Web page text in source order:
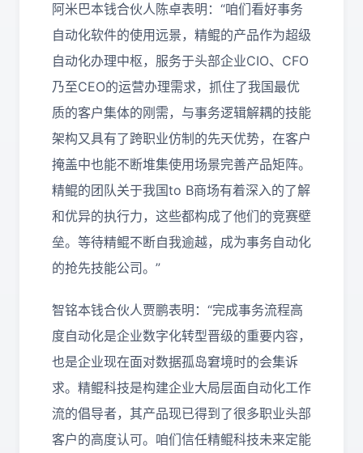
阿米巴本钱合伙人陈卓表明：“咱们看好事务
自动化软件的使用远景，精鲲的产品作为超级
自动化办理中枢，服务于头部企业CIO、CFO
乃至CEO的运营办理需求，抓住了我国最优
质的客户集体的刚需，与事务逻辑解耦的技能
架构又具有了跨职业仿制的先天优势，在客户
掩盖中也能不断堆集使用场景完善产品矩阵。
精鲲的团队关于我国to B商场有着深入的了解
和优异的执行力，这些都构成了他们的竞赛壁
垒。等待精鲲不断自我逾越，成为事务自动化
的抢先技能公司。”
智铭本钱合伙人贾鹏表明：“完成事务流程高
度自动化是企业数字化转型晋级的重要内容，
也是企业现在面对数据孤岛窘境时的会集诉
求。精鲲科技是构建企业大局层面自动化工作
流的倡导者，其产品现已得到了很多职业头部
客户的高度认可。咱们信任精鲲科技未来定能